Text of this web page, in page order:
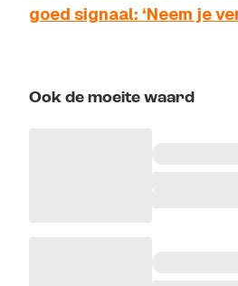
goed signaal: ‘Neem je
Ook de moeite waard